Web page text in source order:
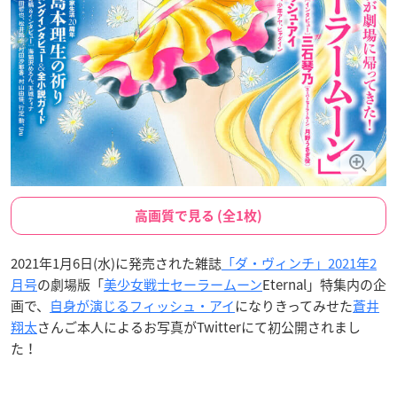
高画質で見る (全1枚)
2021年1月6日(水)に発売された雑誌 「ダ・ヴィンチ」2021年2
月号の劇場版「美少女戦士セーラームーンEternal」特集内の企
画で、 自身が演じるフィッシュ・アイになりきってみせた蒼井
翔太さんご本人によるお写真がTwitterにて初公開されまし
た！